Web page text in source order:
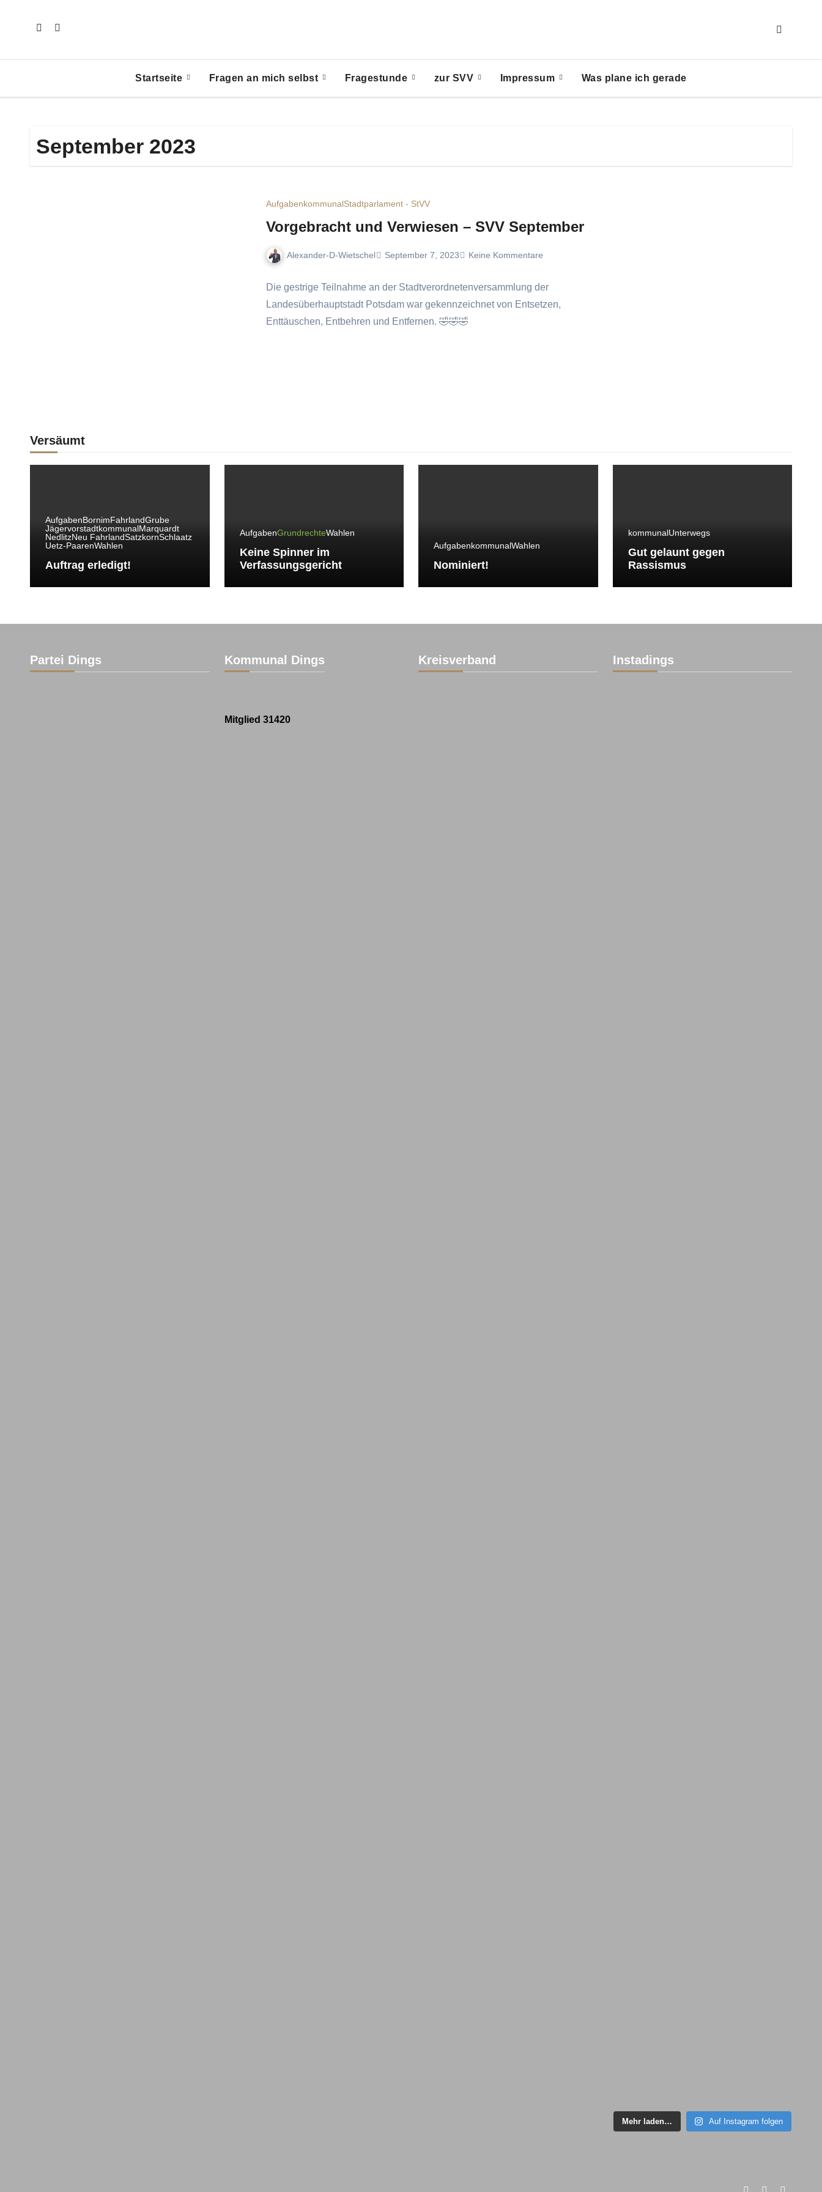
Startseite Fragen an mich selbst Fragestunde zur SVV Impressum Was plane ich gerade
September 2023
AufgabenkommunalStadtparlament - StVV
Vorgebracht und Verwiesen – SVV September
Alexander-D-Wietschel September 7, 2023 Keine Kommentare
Die gestrige Teilnahme an der Stadtverordnetenversammlung der
Landesüberhauptstadt Potsdam war gekennzeichnet von Entsetzen,
Enttäuschen, Entbehren und Entfernen. 🤣🤣🤣
Versäumt
AufgabenBornimFahrlandGrube
JägervorstadtkommunalMarquardt
NedlitzNeu FahrlandSatzkornSchlaatz
Uetz-PaarenWahlen
Auftrag erledigt!
AufgabenGrundrechteWahlen
Keine Spinner im
Verfassungsgericht
AufgabenkommunalWahlen
Nominiert!
kommunalUnterwegs
Gut gelaunt gegen
Rassismus
Partei Dings Kommunal Dings
Mitglied 31420
Kreisverband Instadings
Mehr laden… Auf Instagram folgen